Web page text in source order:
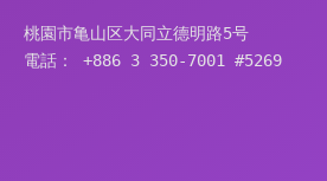
桃園市亀山区大同立德明路5号
電話： +886 3 350-7001 #5269